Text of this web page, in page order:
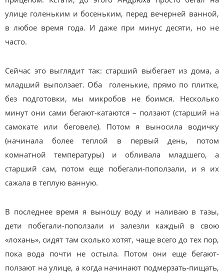
улице голеньким и босеньким, перед вечерней ванной,
в любое время года. И даже при минус десяти, но не
часто.
Сейчас это выглядит так: старший выбегает из дома, а
младший выползает. Оба голенькие, прямо по плитке,
без подготовки, мы микробов не боимся. Несколько
минут они сами бегают-катаются – ползают (старший на
самокате или беговеле). Потом я выносила водичку
(начинала более теплой в первый день, потом
комнатной температуры) и обливала младшего, а
старший сам, потом еще побегали-поползали, и я их
сажала в теплую ванную.
В последнее время я выношу воду и наливаю в тазы,
дети побегали-поползали и залезли каждый в свою
«лохань», сидят там сколько хотят, чаще всего до тех пор,
пока вода почти не остыла. Потом они еще бегают-
ползают на улице, а когда начинают подмерзать-пищать,